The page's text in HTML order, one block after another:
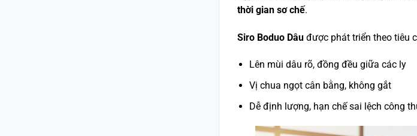
thời gian sơ chế.
Siro Boduo Dâuđược phát triển theo tiêu
Lên mùi dâu rõ, đồng đều giữa các ly
Vị chua ngọt cân bằng, không gắt
Dễ định lượng, hạn chế sai lệch công